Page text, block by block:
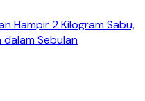
Hampir 2 Kilogram Sabu,
dalam Sebulan